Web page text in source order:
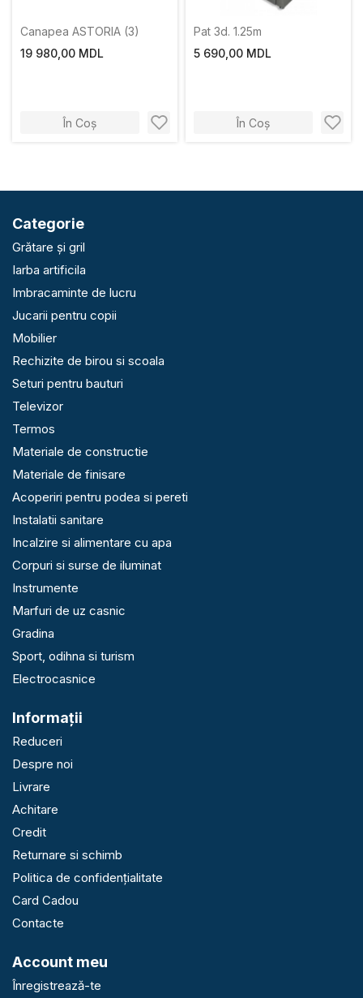
Canapea ASTORIA (3)
19 980,00 MDL
În Coș
Рat 3d. 1.25m
5 690,00 MDL
În Coș
Categorie
Grătare și gril
Iarba artificila
Imbracaminte de lucru
Jucarii pentru copii
Mobilier
Rechizite de birou si scoala
Seturi pentru bauturi
Televizor
Termos
Materiale de constructie
Materiale de finisare
Acoperiri pentru podea si pereti
Instalatii sanitare
Incalzire si alimentare cu apa
Corpuri si surse de iluminat
Instrumente
Marfuri de uz casnic
Gradina
Sport, odihna si turism
Electrocasnice
Informaţii
Reduceri
Despre noi
Livrare
Achitare
Credit
Returnare si schimb
Politica de confidențialitate
Card Cadou
Contacte
Account meu
Înregistrează-te